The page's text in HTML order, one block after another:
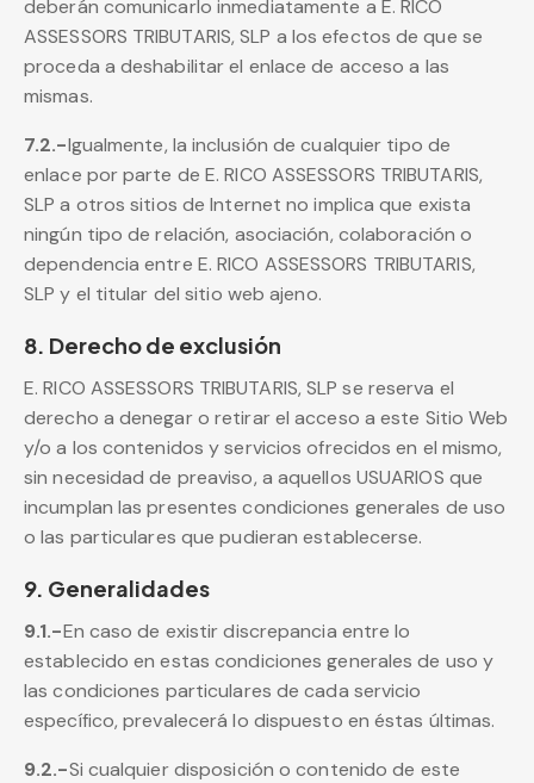
deberán comunicarlo inmediatamente a E. RICO
ASSESSORS TRIBUTARIS, SLP a los efectos de que se
proceda a deshabilitar el enlace de acceso a las
mismas.
7.2.-Igualmente, la inclusión de cualquier tipo de
enlace por parte de E. RICO ASSESSORS TRIBUTARIS,
SLP a otros sitios de Internet no implica que exista
ningún tipo de relación, asociación, colaboración o
dependencia entre E. RICO ASSESSORS TRIBUTARIS,
SLP y el titular del sitio web ajeno.
8. Derecho de exclusión
E. RICO ASSESSORS TRIBUTARIS, SLP se reserva el
derecho a denegar o retirar el acceso a este Sitio Web
y/o a los contenidos y servicios ofrecidos en el mismo,
sin necesidad de preaviso, a aquellos USUARIOS que
incumplan las presentes condiciones generales de uso
o las particulares que pudieran establecerse.
9. Generalidades
9.1.-En caso de existir discrepancia entre lo
establecido en estas condiciones generales de uso y
las condiciones particulares de cada servicio
específico, prevalecerá lo dispuesto en éstas últimas.
9.2.-Si cualquier disposición o contenido de este